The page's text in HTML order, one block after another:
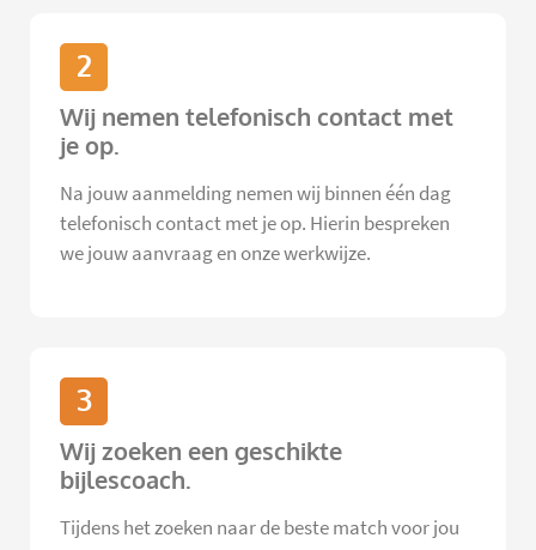
2
Wij nemen telefonisch contact met
je op.
Na jouw aanmelding nemen wij binnen één dag
telefonisch contact met je op. Hierin bespreken
we jouw aanvraag en onze werkwijze.
3
Wij zoeken een geschikte
bijlescoach.
Tijdens het zoeken naar de beste match voor jou